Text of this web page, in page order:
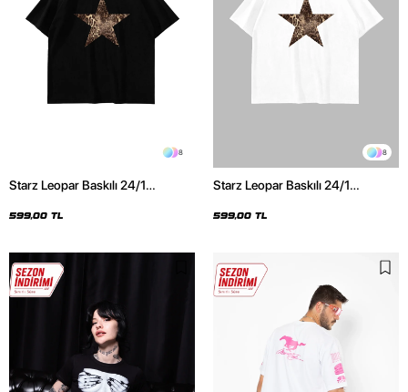
8
Starz Leopar Baskılı 24/1
599,00 TL
8
Starz Leopar Baskılı 24/1
599,00 TL